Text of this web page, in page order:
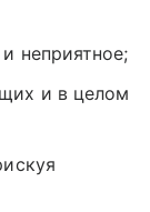
неприятное;
и в целом